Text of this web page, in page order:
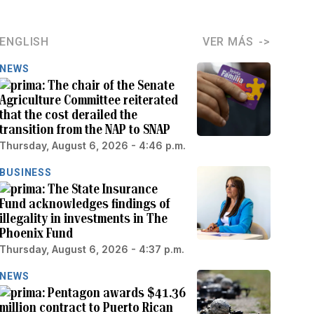
ENGLISH VER MÁS
NEWS
The chair of the Senate
Agriculture Committee reiterated
that the cost derailed the
transition from the NAP to SNAP
Thursday, August 6, 2026 - 4:46 p.m.
BUSINESS
The State Insurance
Fund acknowledges findings of
illegality in investments in The
Phoenix Fund
Thursday, August 6, 2026 - 4:37 p.m.
NEWS
Pentagon awards $41.36
million contract to Puerto Rican